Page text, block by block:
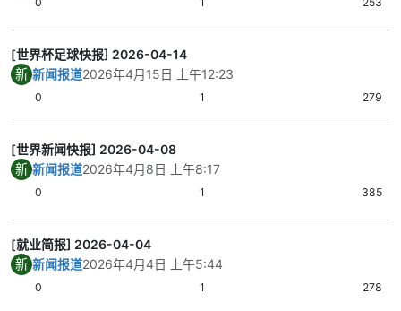
[世界杯足球快报] 2026-04-14
新 新闻报道2026年4月15日 上午12:23
0 1 279
[世界新闻快报] 2026-04-08
新 新闻报道2026年4月8日 上午8:17
0 1 385
[就业简报] 2026-04-04
新 新闻报道2026年4月4日 上午5:44
0 1 278